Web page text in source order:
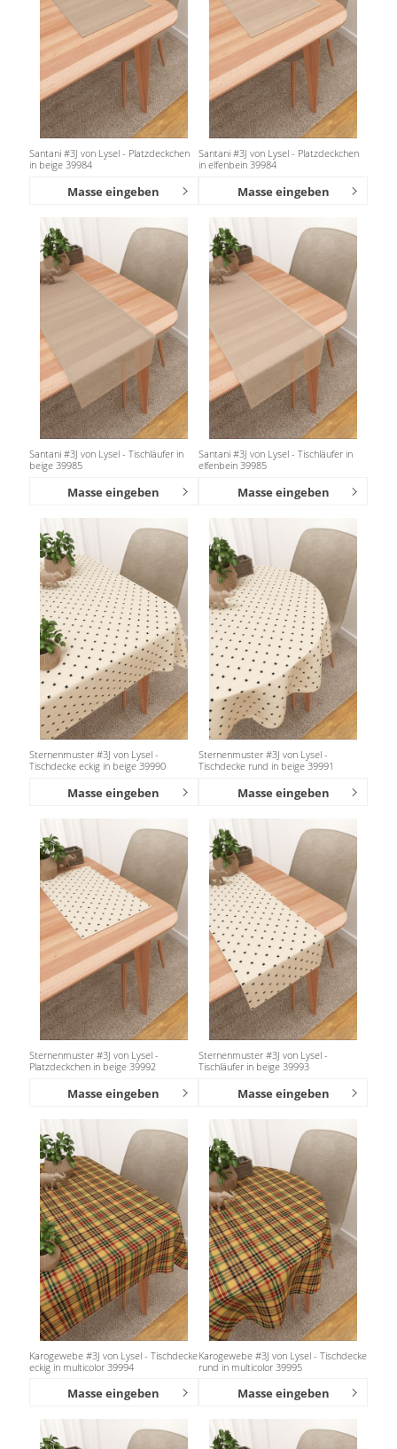
Santani #3J von Lysel - Platzdeckchen
in beige 39984
Masse eingeben
Santani #3J von Lysel - Platzdeckchen
in elfenbein 39984
Masse eingeben
Santani #3J von Lysel - Tischläufer in
beige 39985
Masse eingeben
Santani #3J von Lysel - Tischläufer in
elfenbein 39985
Masse eingeben
Sternenmuster #3J von Lysel -
Tischdecke eckig in beige 39990
Masse eingeben
Sternenmuster #3J von Lysel -
Tischdecke rund in beige 39991
Masse eingeben
Sternenmuster #3J von Lysel -
Platzdeckchen in beige 39992
Masse eingeben
Sternenmuster #3J von Lysel -
Tischläufer in beige 39993
Masse eingeben
Karogewebe #3J von Lysel - Tischdecke
eckig in multicolor 39994
Masse eingeben
Karogewebe #3J von Lysel - Tischdecke
rund in multicolor 39995
Masse eingeben